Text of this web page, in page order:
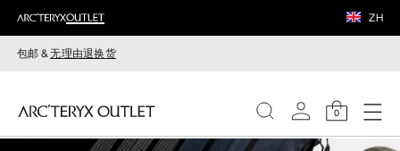
ZH
包邮 &无理由退换货
0